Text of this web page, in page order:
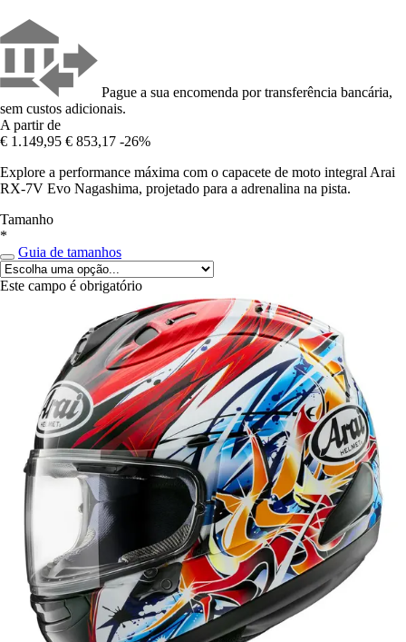
Pague a sua encomenda por transferência bancária,
sem custos adicionais.
A partir de
€ 1.149,95 € 853,17 -26%
Explore a performance máxima com o capacete de moto integral Arai
RX-7V Evo Nagashima, projetado para a adrenalina na pista.
Tamanho
*
Guia de tamanhos
Este campo é obrigatório